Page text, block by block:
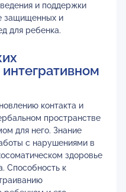
и поддержки
защищенных и
для ребенка.
контакта и
пространстве
для него. Знание
с нарушениями в
здоровье
Способность к